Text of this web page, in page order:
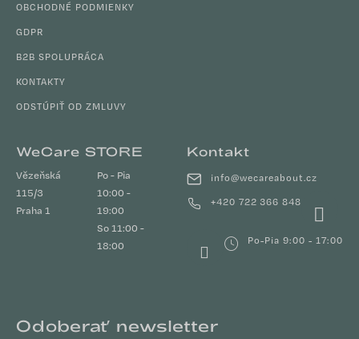
OBCHODNÉ PODMIENKY
GDPR
B2B SPOLUPRÁCA
KONTAKTY
ODSTÚPIŤ OD ZMLUVY
WeCare STORE
Vězeňská
115/3
Praha 1
Po - Pia
10:00 -
19:00
So 11:00 -
18:00
Kontakt
info@wecareabout.cz
+420 722 366 848
Po-Pia 9:00 - 17:00
Odoberať newsletter